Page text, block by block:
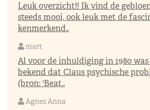
Leuk overzicht!! Ik vind de
steeds mooi, ook leuk met de
kenmerkend..
mart
Al voor de inhuldiging in 1980
bekend dat Claus psychische
(bron: 'Beat..
Agnes Anna